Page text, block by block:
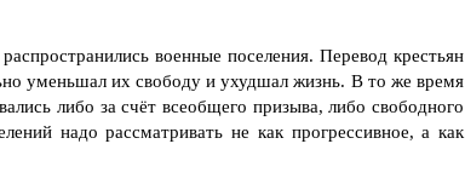
военные поселения. Перевод крестьян
уменьшал их свободу и ухудшал жизнь. В то же время
либо за счёт всеобщего призыва, либо свободного
надо рассматривать не как прогрессивное, а как